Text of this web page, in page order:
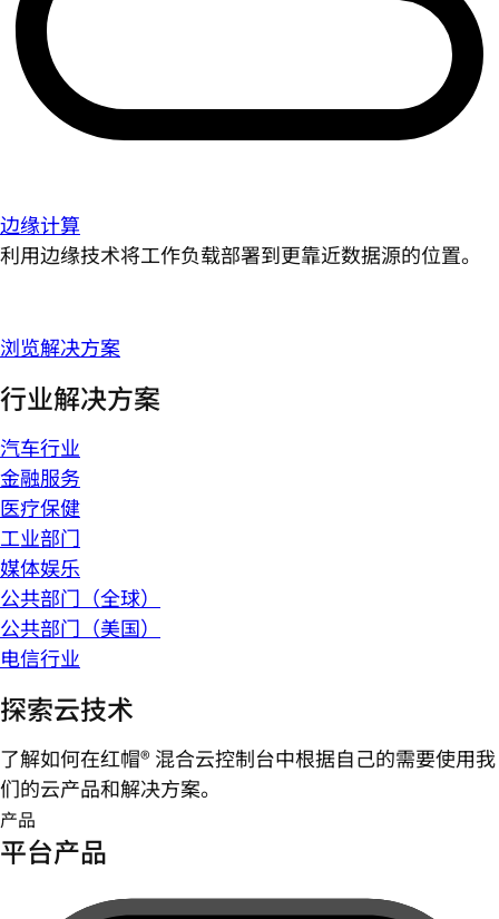
边缘计算
利用边缘技术将工作负载部署到更靠近数据源的位置。
浏览解决方案
行业解决方案
汽车行业
金融服务
医疗保健
工业部门
媒体娱乐
公共部门（全球）
公共部门（美国）
电信行业
探索云技术
了解如何在红帽® 混合云控制台中根据自己的需要使用我
们的云产品和解决方案。
产品
平台产品